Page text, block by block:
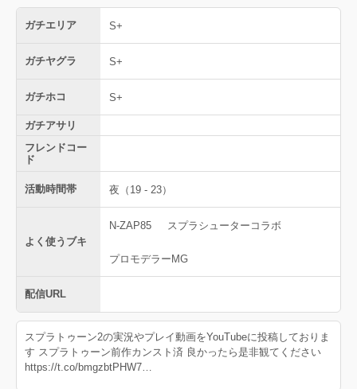
ガチエリア S+
ガチヤグラ S+
ガチホコ S+
ガチアサリ
フレンドコー
ド
活動時間帯 夜（19 - 23）
よく使うブキ
N-ZAP85 スプラシューターコラボ
プロモデラーMG
配信URL
スプラトゥーン2の実況やプレイ動画をYouTubeに投稿しておりま
す スプラトゥーン前作カンスト済 良かったら是非観てください
https://t.co/bmgzbtPHW7…